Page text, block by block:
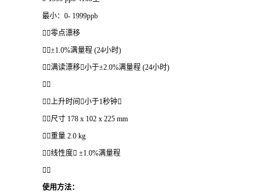
最小：0- 1999ppb
零点漂移
±1.0%满量程 (24小时)
满读漂移小于±2.0%满量程 (24小时)

上升时间小于1秒钟
尺寸 178 x 102 x 225 mm
重量 2.0 kg
线性度 ±1.0%满量程

使用方法：